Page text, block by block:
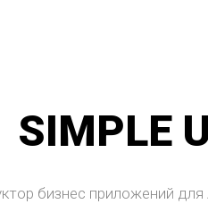
SIMPLE
бизнес приложений для